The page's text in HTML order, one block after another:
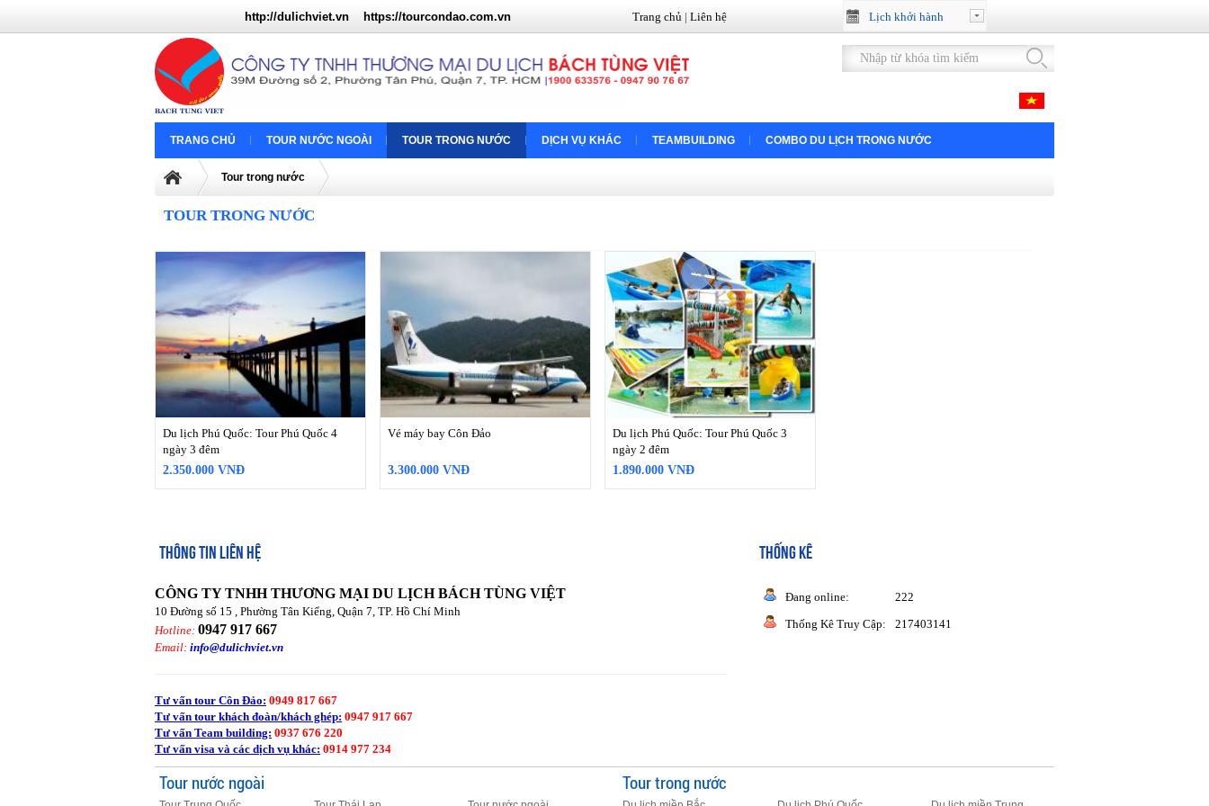
http://dulichviet.vn https://tourcondao.com.vn Trang chủ| Liên hệ Lịch khởi hành
TRANG CHỦ TOUR NƯỚC NGOÀI TOUR TRONG NƯỚC DỊCH VỤ KHÁC TEAMBUILDING COMBO DU LỊCH TRONG NƯỚC
Tour trong nước
TOUR TRONG NƯỚC
Du lịch Phú Quốc: Tour Phú Quốc 4
ngày 3 đêm
2.350.000 VNĐ
Vé máy bay Côn Đảo
3.300.000 VNĐ
Du lịch Phú Quốc: Tour Phú Quốc 3
ngày 2 đêm
1.890.000 VNĐ
THÔNG TIN LIÊN HỆ
CÔNG TY TNHH THƯƠNG MẠI DU LỊCH BÁCH TÙNG VIỆT
10 Đường số 15 , Phường Tân Kiểng, Quận 7, TP. Hồ Chí Minh
Hotline: 0947 917 667
Email: info@dulichviet.vn
Tư vấn tour Côn Đảo: 0949 817 667
Tư vấn tour khách đoàn/khách ghép: 0947 917 667
Tư vấn Team building: 0937 676 220
Tư vấn visa và các dịch vụ khác: 0914 977 234
THỐNG KÊ
Đang online:
222
Thống Kê Truy Cập:
217403141
Tour nước ngoài Tour trong nước